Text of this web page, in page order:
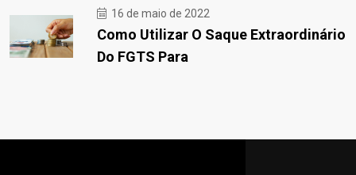
16 de maio de 2022
Como Utilizar O Saque Extraordinário
Do FGTS Para